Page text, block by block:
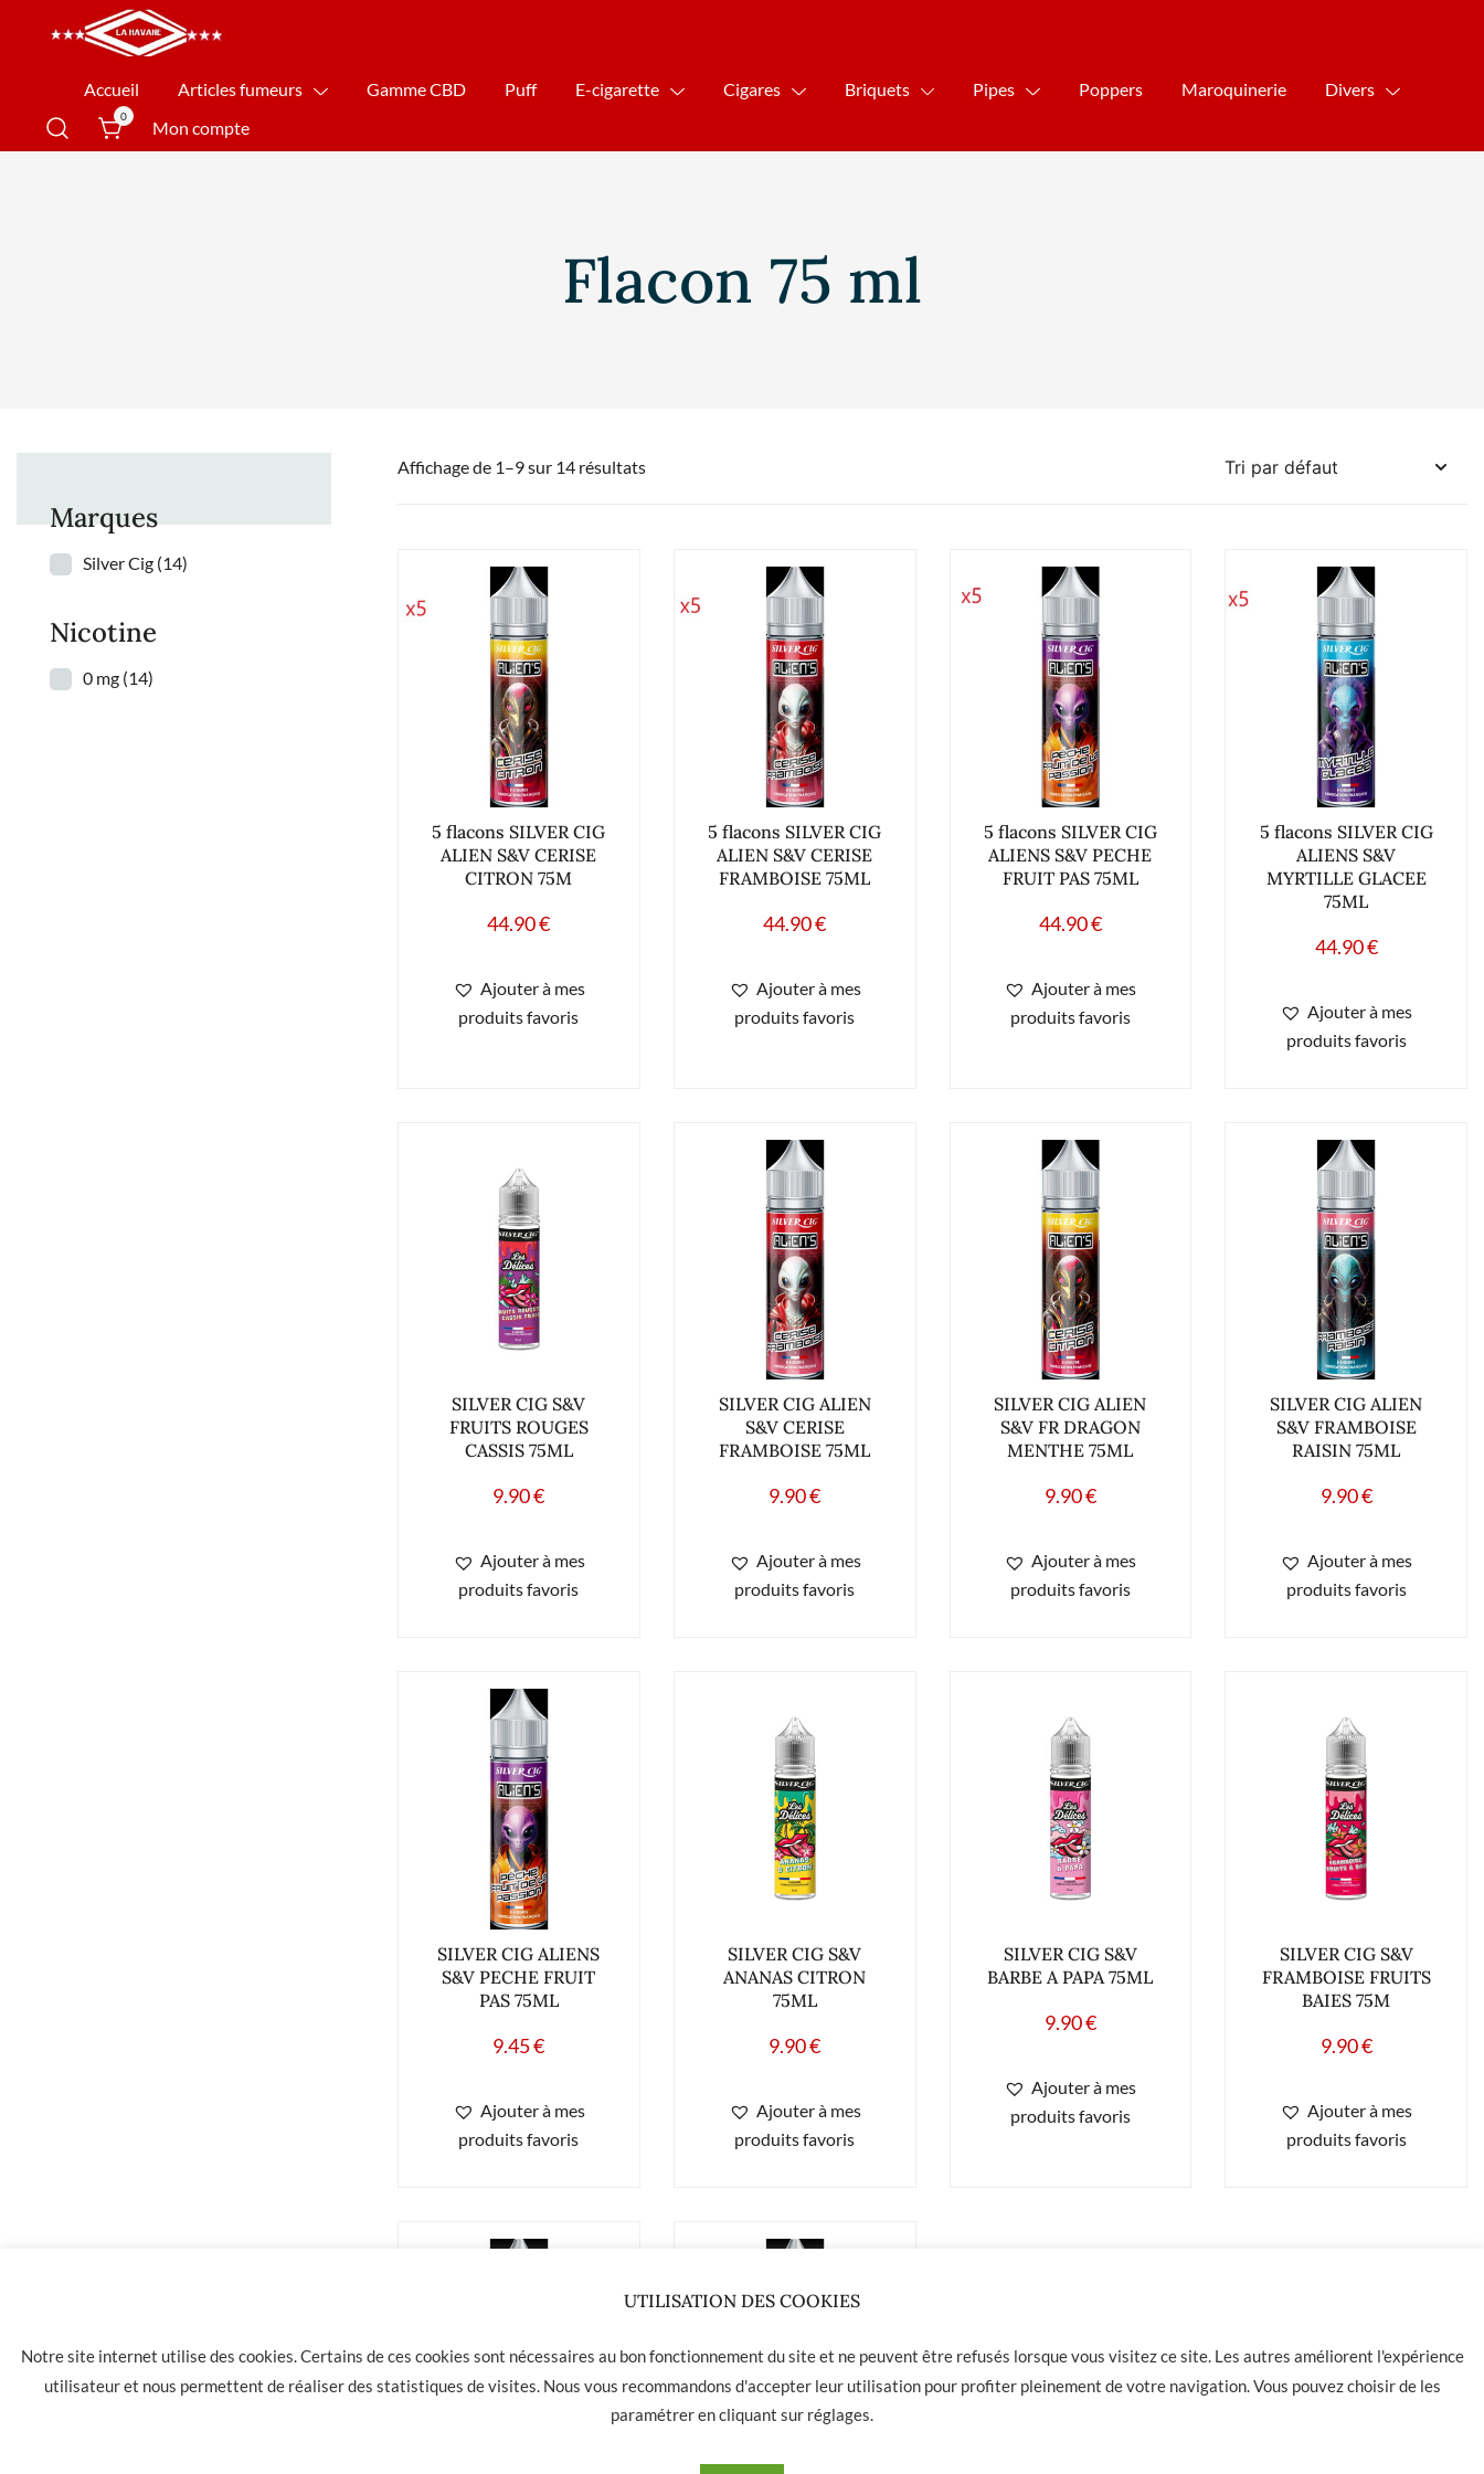
La Havane Nîmes
Accueil Articles fumeurs Gamme CBD Puff E-cigarette Cigares Briquets Pipes Poppers Maroquinerie Divers
0
Mon compte
Flacon 75 ml
Affichage de 1–9 sur 14 résultats
5 flacons SILVER CIG
ALIEN S&V CERISE
CITRON 75M
44.90€
Ajouter à mes
produits favoris
5 flacons SILVER CIG
ALIEN S&V CERISE
FRAMBOISE 75ML
44.90€
Ajouter à mes
produits favoris
5 flacons SILVER CIG
ALIENS S&V PECHE
FRUIT PAS 75ML
44.90€
Ajouter à mes
produits favoris
5 flacons SILVER CIG
ALIENS S&V
MYRTILLE GLACEE
75ML
44.90€
Ajouter à mes
produits favoris
SILVER CIG S&V
FRUITS ROUGES
CASSIS 75ML
9.90€
Ajouter à mes
produits favoris
SILVER CIG ALIEN
S&V CERISE
FRAMBOISE 75ML
9.90€
Ajouter à mes
produits favoris
SILVER CIG ALIEN
S&V FR DRAGON
MENTHE 75ML
9.90€
Ajouter à mes
produits favoris
SILVER CIG ALIEN
S&V FRAMBOISE
RAISIN 75ML
9.90€
Ajouter à mes
produits favoris
SILVER CIG ALIENS
S&V PECHE FRUIT
PAS 75ML
9.45€
Ajouter à mes
produits favoris
SILVER CIG S&V
ANANAS CITRON
75ML
9.90€
Ajouter à mes
produits favoris
SILVER CIG S&V
BARBE A PAPA 75ML
9.90€
Ajouter à mes
produits favoris
SILVER CIG S&V
FRAMBOISE FRUITS
BAIES 75M
9.90€
Ajouter à mes
produits favoris
Marques
Silver Cig (14)
Nicotine
0 mg (14)
UTILISATION DES COOKIES
Notre site internet utilise des cookies. Certains de ces cookies sont nécessaires au bon fonctionnement du site et ne peuvent être refusés lorsque vous visitez ce site. Les autres améliorent l'expérience
utilisateur et nous permettent de réaliser des statistiques de visites. Nous vous recommandons d'accepter leur utilisation pour profiter pleinement de votre navigation. Vous pouvez choisir de les
paramétrer en cliquant sur réglages.